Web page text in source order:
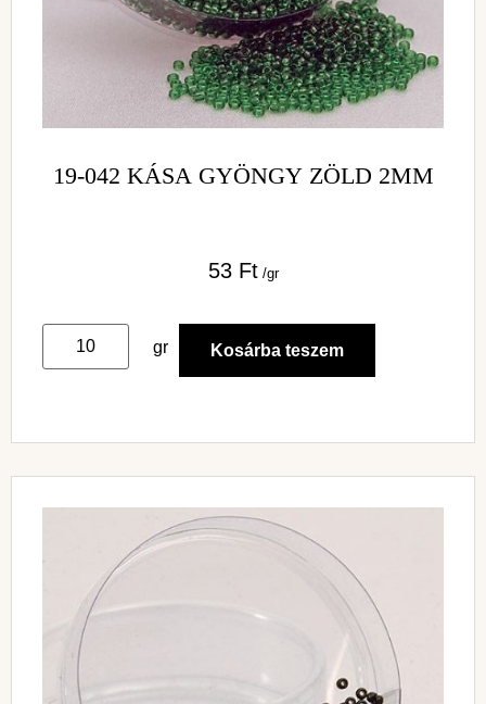
19-042 KÁSA GYÖNGY ZÖLD 2MM
53 Ft /gr
gr Kosárba teszem